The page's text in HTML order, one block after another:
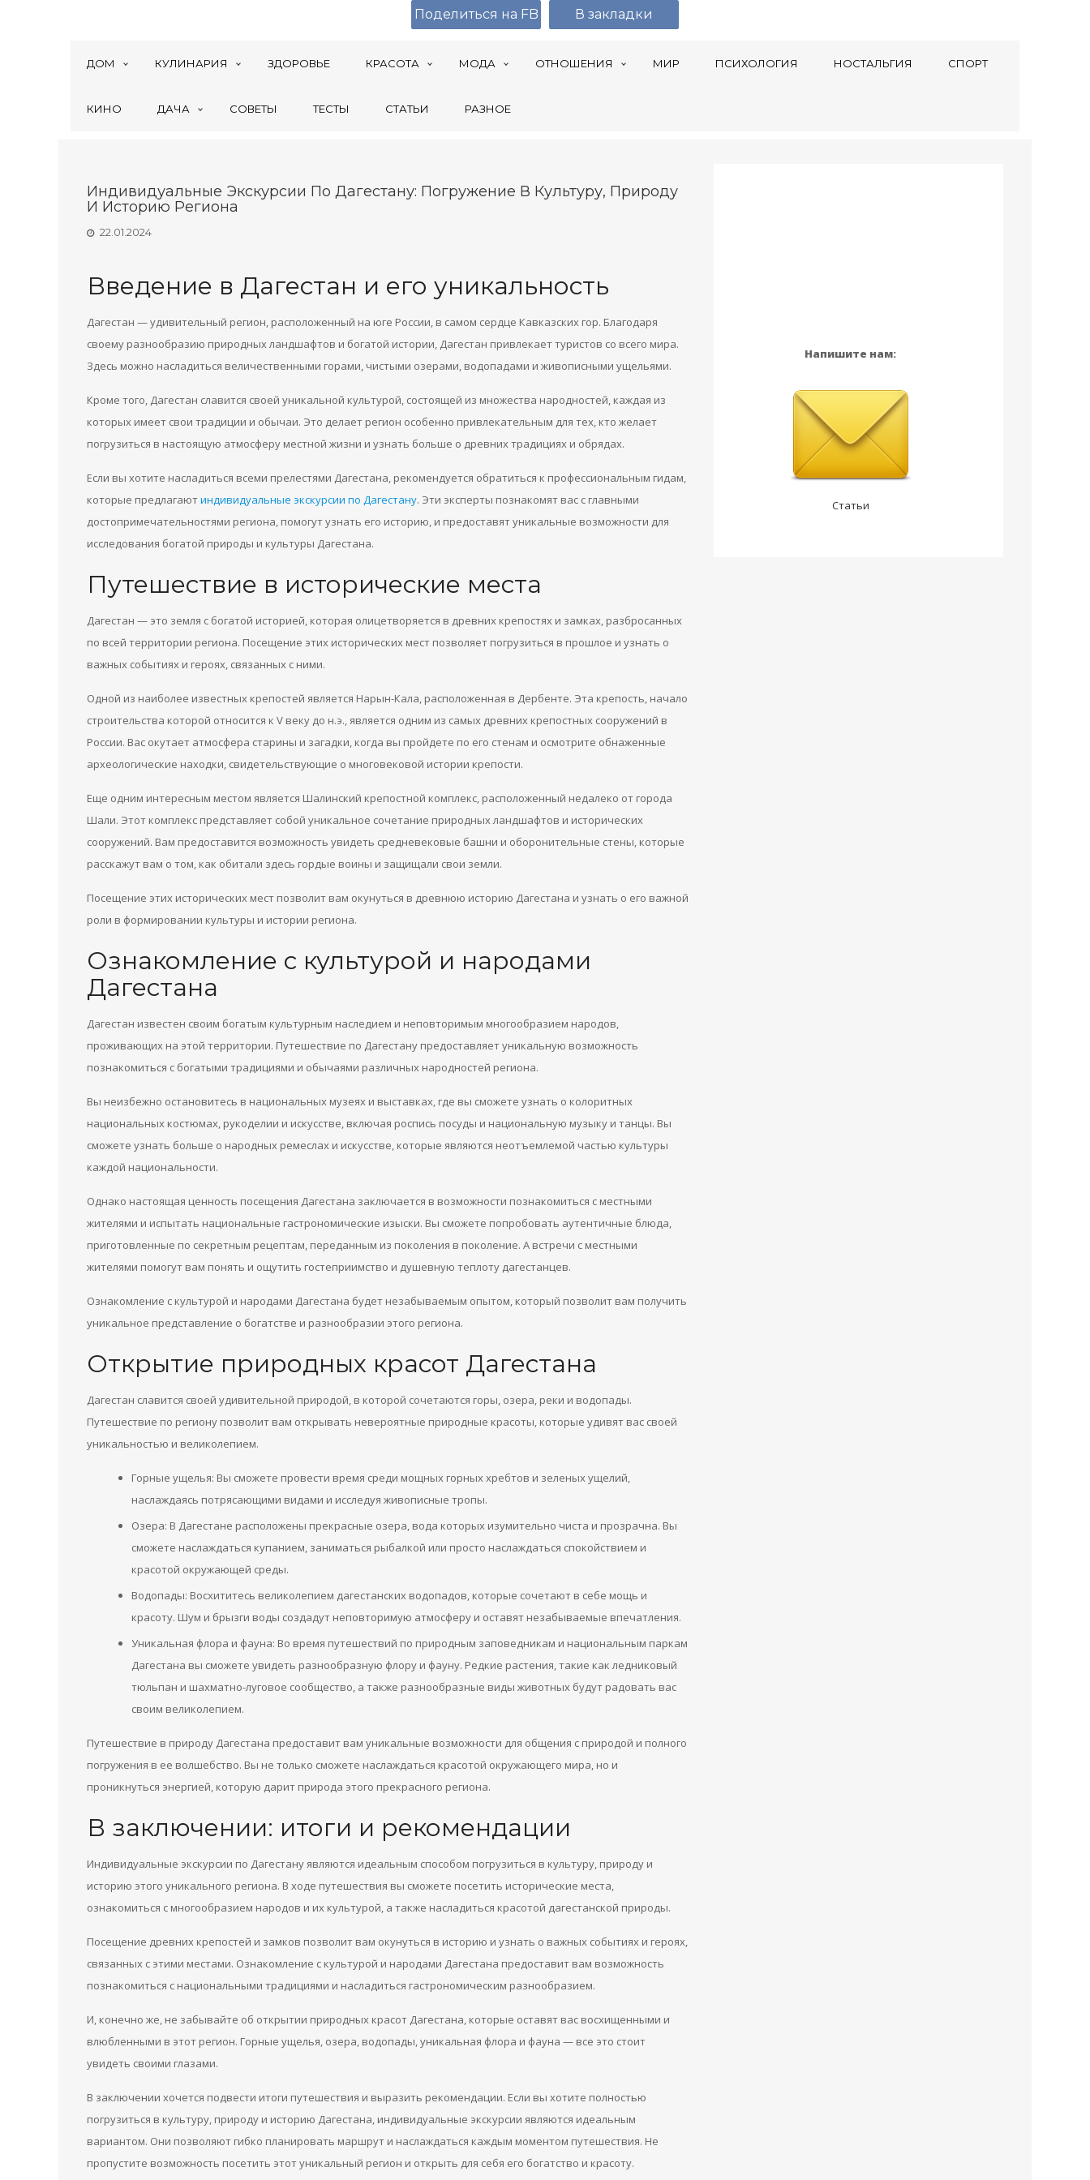
ДОМ КУЛИНАРИЯ ЗДОРОВЬЕ КРАСОТА МОДА ОТНОШЕНИЯ МИР ПСИХОЛОГИЯ НОСТАЛЬГИЯ СПОРТ
КИНО ДАЧА СОВЕТЫ ТЕСТЫ СТАТЬИ РАЗНОЕ
Индивидуальные Экскурсии По Дагестану: Погружение В Культуру, Природу
И Историю Региона
22.01.2024
Введение в Дагестан и его уникальность
Дагестан — удивительный регион, расположенный на юге России, в самом сердце Кавказских гор. Благодаря
своему разнообразию природных ландшафтов и богатой истории, Дагестан привлекает туристов со всего мира.
Здесь можно насладиться величественными горами, чистыми озерами, водопадами и живописными ущельями.
Кроме того, Дагестан славится своей уникальной культурой, состоящей из множества народностей, каждая из
которых имеет свои традиции и обычаи. Это делает регион особенно привлекательным для тех, кто желает
погрузиться в настоящую атмосферу местной жизни и узнать больше о древних традициях и обрядах.
Если вы хотите насладиться всеми прелестями Дагестана, рекомендуется обратиться к профессиональным гидам,
которые предлагаютиндивидуальные экскурсии по Дагестану. Эти эксперты познакомят вас с главными
достопримечательностями региона, помогут узнать его историю, и предоставят уникальные возможности для
исследования богатой природы и культуры Дагестана.
Путешествие в исторические места
Дагестан — это земля с богатой историей, которая олицетворяется в древних крепостях и замках, разбросанных
по всей территории региона. Посещение этих исторических мест позволяет погрузиться в прошлое и узнать о
важных событиях и героях, связанных с ними.
Одной из наиболее известных крепостей является Нарын-Кала, расположенная в Дербенте. Эта крепость, начало
строительства которой относится к V веку до н.э., является одним из самых древних крепостных сооружений в
России. Вас окутает атмосфера старины и загадки, когда вы пройдете по его стенам и осмотрите обнаженные
археологические находки, свидетельствующие о многовековой истории крепости.
Еще одним интересным местом является Шалинский крепостной комплекс, расположенный недалеко от города
Шали. Этот комплекс представляет собой уникальное сочетание природных ландшафтов и исторических
сооружений. Вам предоставится возможность увидеть средневековые башни и оборонительные стены, которые
расскажут вам о том, как обитали здесь гордые воины и защищали свои земли.
Посещение этих исторических мест позволит вам окунуться в древнюю историю Дагестана и узнать о его важной
роли в формировании культуры и истории региона.
Ознакомление с культурой и народами
Дагестана
Дагестан известен своим богатым культурным наследием и неповторимым многообразием народов,
проживающих на этой территории. Путешествие по Дагестану предоставляет уникальную возможность
познакомиться с богатыми традициями и обычаями различных народностей региона.
Вы неизбежно остановитесь в национальных музеях и выставках, где вы сможете узнать о колоритных
национальных костюмах, рукоделии и искусстве, включая роспись посуды и национальную музыку и танцы. Вы
сможете узнать больше о народных ремеслах и искусстве, которые являются неотъемлемой частью культуры
каждой национальности.
Однако настоящая ценность посещения Дагестана заключается в возможности познакомиться с местными
жителями и испытать национальные гастрономические изыски. Вы сможете попробовать аутентичные блюда,
приготовленные по секретным рецептам, переданным из поколения в поколение. А встречи с местными
жителями помогут вам понять и ощутить гостеприимство и душевную теплоту дагестанцев.
Ознакомление с культурой и народами Дагестана будет незабываемым опытом, который позволит вам получить
уникальное представление о богатстве и разнообразии этого региона.
Открытие природных красот Дагестана
Дагестан славится своей удивительной природой, в которой сочетаются горы, озера, реки и водопады.
Путешествие по региону позволит вам открывать невероятные природные красоты, которые удивят вас своей
уникальностью и великолепием.
Горные ущелья: Вы сможете провести время среди мощных горных хребтов и зеленых ущелий,
наслаждаясь потрясающими видами и исследуя живописные тропы.
Озера: В Дагестане расположены прекрасные озера, вода которых изумительно чиста и прозрачна. Вы
сможете наслаждаться купанием, заниматься рыбалкой или просто наслаждаться спокойствием и
красотой окружающей среды.
Водопады: Восхититесь великолепием дагестанских водопадов, которые сочетают в себе мощь и
красоту. Шум и брызги воды создадут неповторимую атмосферу и оставят незабываемые впечатления.
Уникальная флора и фауна: Во время путешествий по природным заповедникам и национальным паркам
Дагестана вы сможете увидеть разнообразную флору и фауну. Редкие растения, такие как ледниковый
тюльпан и шахматно-луговое сообщество, а также разнообразные виды животных будут радовать вас
своим великолепием.
Путешествие в природу Дагестана предоставит вам уникальные возможности для общения с природой и полного
погружения в ее волшебство. Вы не только сможете наслаждаться красотой окружающего мира, но и
проникнуться энергией, которую дарит природа этого прекрасного региона.
В заключении: итоги и рекомендации
Индивидуальные экскурсии по Дагестану являются идеальным способом погрузиться в культуру, природу и
историю этого уникального региона. В ходе путешествия вы сможете посетить исторические места,
ознакомиться с многообразием народов и их культурой, а также насладиться красотой дагестанской природы.
Посещение древних крепостей и замков позволит вам окунуться в историю и узнать о важных событиях и героях,
связанных с этими местами. Ознакомление с культурой и народами Дагестана предоставит вам возможность
познакомиться с национальными традициями и насладиться гастрономическим разнообразием.
И, конечно же, не забывайте об открытии природных красот Дагестана, которые оставят вас восхищенными и
влюбленными в этот регион. Горные ущелья, озера, водопады, уникальная флора и фауна — все это стоит
увидеть своими глазами.
В заключении хочется подвести итоги путешествия и выразить рекомендации. Если вы хотите полностью
погрузиться в культуру, природу и историю Дагестана, индивидуальные экскурсии являются идеальным
вариантом. Они позволяют гибко планировать маршрут и наслаждаться каждым моментом путешествия. Не
пропустите возможность посетить этот уникальный регион и открыть для себя его богатство и красоту.
Напишите нам:
Статьи
Поделиться на FB В закладки